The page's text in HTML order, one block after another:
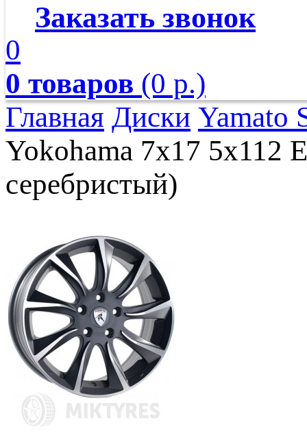
Заказать звонок
0
0 товаров (0 р.)
Главная Диски Yamato
Yokohama 7x17 5x112
серебристый)